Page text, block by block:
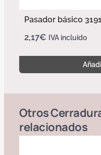
Pasador básico
2,17€ IVA incluido
Otros
relacionados